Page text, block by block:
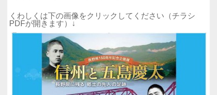
くわしくは下の画像をクリックしてください（チラシ
PDFが開きます）↓